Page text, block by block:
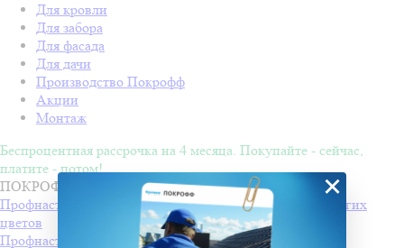
Для кровли
Для забора
Для фасада
Для дачи
Производство Покрофф
Акции
Монтаж
Беспроцентная рассрочка на 4 месяца. Покупайте - сейчас,
платите - потом!
ПОКРОФФ RAL 8017 в Пензе
Профнастил С9 (цинк) Производитель Покрофф
+5 других
цветов
Профнастил С9 (цветной с полимерным покрытием)
×